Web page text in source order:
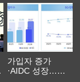
가입자 증가
·AIDC 성장…